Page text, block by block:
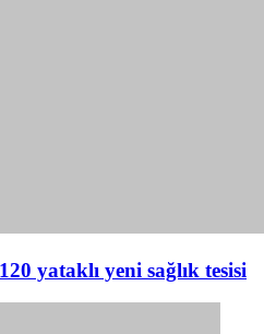
yataklı yeni sağlık tesisi